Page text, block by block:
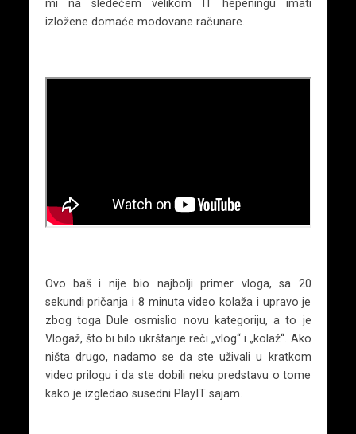
mi na sledećem velikom IT hepeningu imati
izložene domaće modovane računare.
Ovo baš i nije bio najbolji primer vloga, sa 20
sekundi pričanja i 8 minuta video kolaža i upravo je
zbog toga Dule osmislio novu kategoriju, a to je
Vlogaž, što bi bilo ukrštanje reči „vlog“ i „kolaž“. Ako
ništa drugo, nadamo se da ste uživali u kratkom
video prilogu i da ste dobili neku predstavu o tome
kako je izgledao susedni PlayIT sajam.